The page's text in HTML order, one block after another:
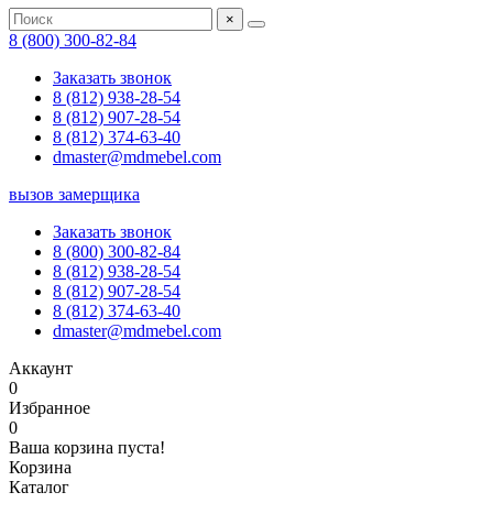
×
8 (800) 300-82-84
Заказать звонок
8 (812) 938-28-54
8 (812) 907-28-54
8 (812) 374-63-40
dmaster@mdmebel.com
вызов замерщика
Заказать звонок
8 (800) 300-82-84
8 (812) 938-28-54
8 (812) 907-28-54
8 (812) 374-63-40
dmaster@mdmebel.com
Аккаунт
0
Избранное
0
Ваша корзина пуста!
Корзина
Каталог